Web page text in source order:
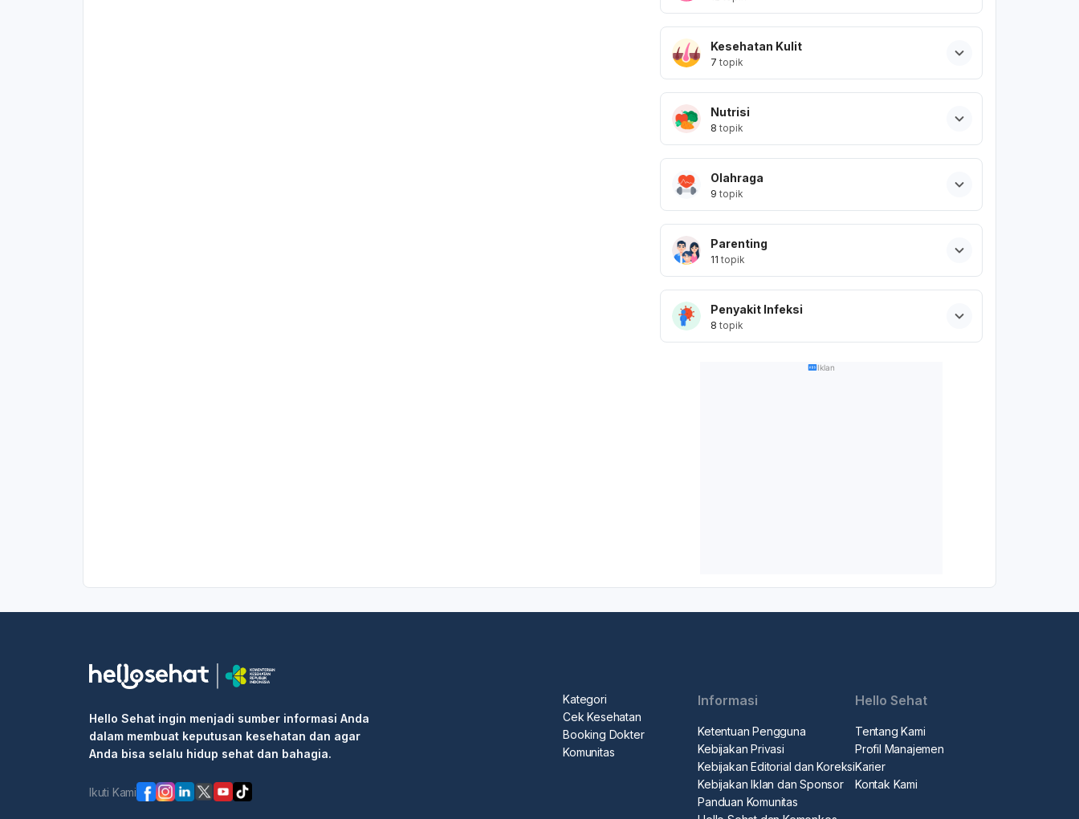
Kesehatan Kulit
7 topik
Nutrisi
8 topik
Olahraga
9 topik
Parenting
11 topik
Penyakit Infeksi
8 topik
Iklan
Hello Sehat ingin menjadi sumber informasi Anda
dalam membuat keputusan kesehatan dan agar
Anda bisa selalu hidup sehat dan bahagia.
Ikuti Kami
Kategori
Cek Kesehatan
Booking Dokter
Komunitas
Informasi
Ketentuan Pengguna
Kebijakan Privasi
Kebijakan Editorial dan Koreksi
Kebijakan Iklan dan Sponsor
Panduan Komunitas
Hello Sehat
Tentang Kami
Profil Manajemen
Karier
Kontak Kami